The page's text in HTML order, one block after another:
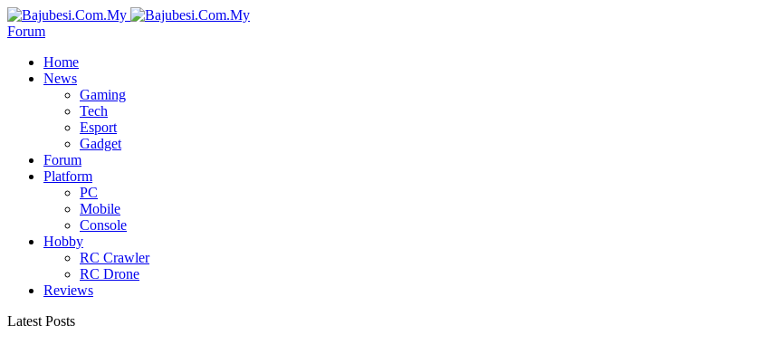
Forum
Home
News
Gaming
Tech
Esport
Gadget
Forum
Platform
PC
Mobile
Console
Hobby
RC Crawler
RC Drone
Reviews
Latest Posts